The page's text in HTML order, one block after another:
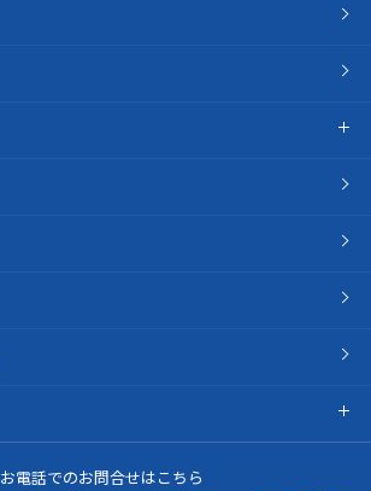
お電話でのお問合せはこちら